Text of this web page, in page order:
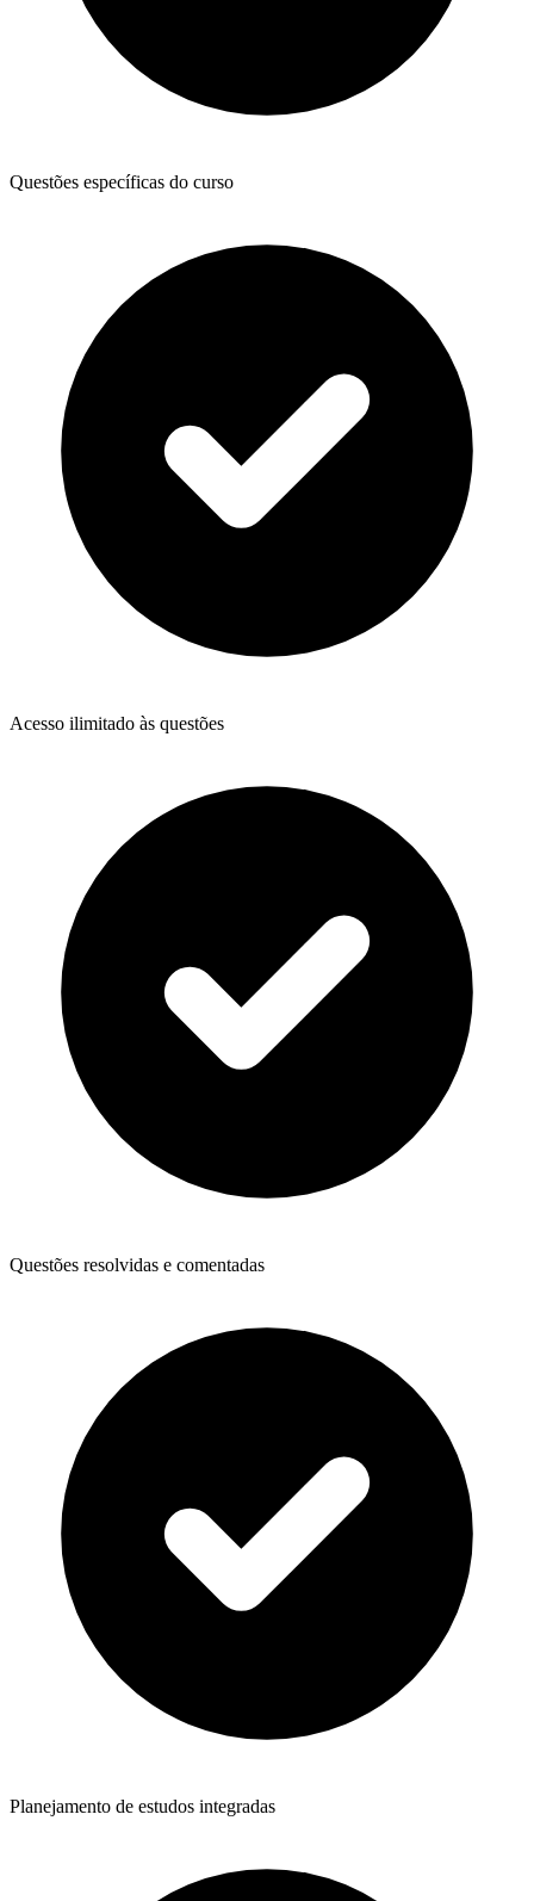
Questões específicas do curso
Acesso ilimitado às questões
Questões resolvidas e comentadas
Planejamento de estudos integradas